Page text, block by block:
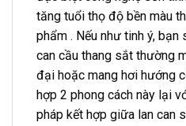
tăng tuổi thọ độ bền màu
phẩm . Nếu như tinh ý, bạn
can cầu thang sắt thường
đại hoặc mang hơi hướng
hợp 2 phong cách này lại
pháp kết hợp giữa lan can